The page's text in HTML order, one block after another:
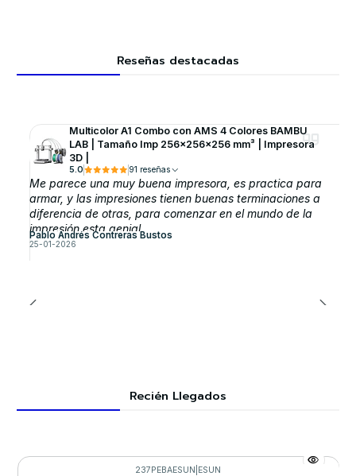
Reseñas destacadas
Multicolor A1 Combo con AMS 4 Colores BAMBU
LAB | Tamaño Imp 256×256×256 mm³ | Impresora
3D |
5.0 91 reseñas
Me parece una muy buena impresora, es practica para
armar, y las impresiones tienen buenas terminaciones a
diferencia de otras, para comenzar en el mundo de la
impresión esta genial.
Pablo Andrés Contreras Bustos
25-01-2026
Recién Llegados
237PEBAESUN ESUN